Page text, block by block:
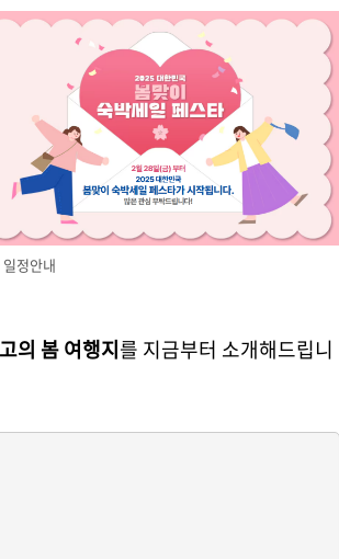
정안내
의 봄 여행지를 지금부터 소개해드립니